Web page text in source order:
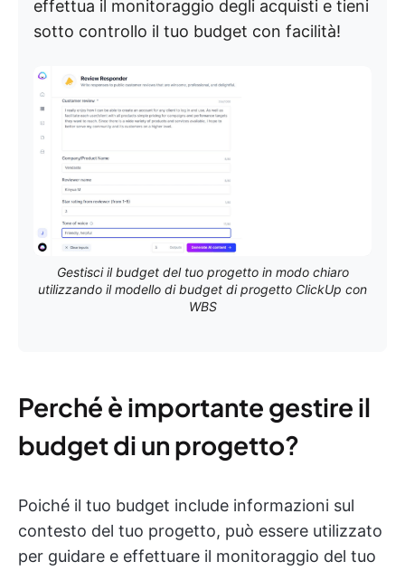
effettua il monitoraggio degli acquisti e tieni
sotto controllo il tuo budget con facilità!
Gestisci il budget del tuo progetto in modo chiaro
utilizzando il modello di budget di progetto ClickUp con
WBS
Perché è importante gestire il
budget di un progetto?
Poiché il tuo budget include informazioni sul
contesto del tuo progetto, può essere utilizzato
per guidare e effettuare il monitoraggio del tuo